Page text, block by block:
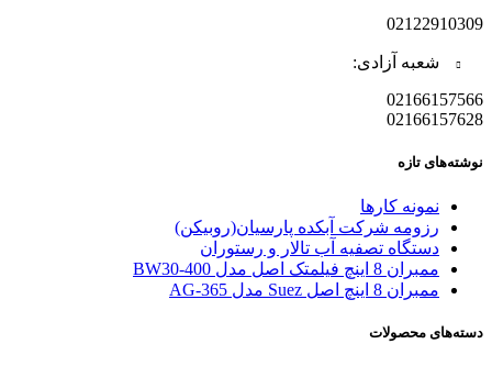
02122910309
شعبه آزادی:
02166157566
02166157628
نوشته‌های تازه
نمونه کارها
رزومه شرکت آبکده پارسیان(روبیکن)
دستگاه تصفیه آب تالار و رستوران
ممبران 8 اینچ فیلمتک اصل مدل BW30-400
ممبران 8 اینچ اصل Suez مدل AG-365
دسته‌های محصولات